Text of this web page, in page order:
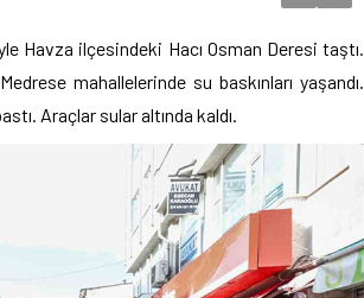
Havza ilçesindeki Hacı Osman Deresi taştı.
mahallelerinde su baskınları yaşandı.
Araçlar sular altında kaldı.